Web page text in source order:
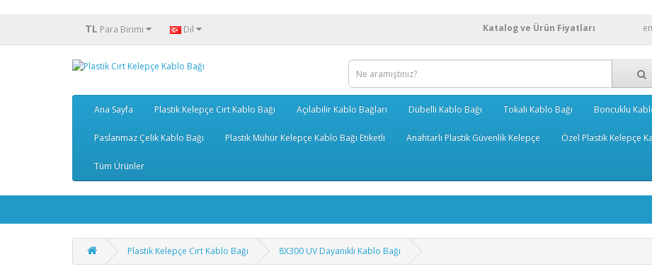
TL Para Birimi Dil Katalog ve Ürün Fiyatları
Ana Sayfa Plastik Kelepçe Cırt Kablo Bağı Açılabilir Kablo Bağları Dübelli Kablo Bağı Tokalı Kablo Bağı Boncuklu
Paslanmaz Çelik Kablo Bağı Plastik Mühür Kelepçe Kablo Bağı Etiketli Anahtarlı Plastik Güvenlik Kelepçe Özel Plastik Kelepçe
Tüm Ürünler
Plastik Kelepçe Cırt Kablo Bağı 8X300 UV Dayanıklı Kablo Bağı